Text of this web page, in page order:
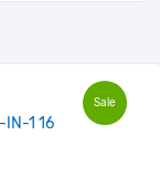
Sale
IN-1 16